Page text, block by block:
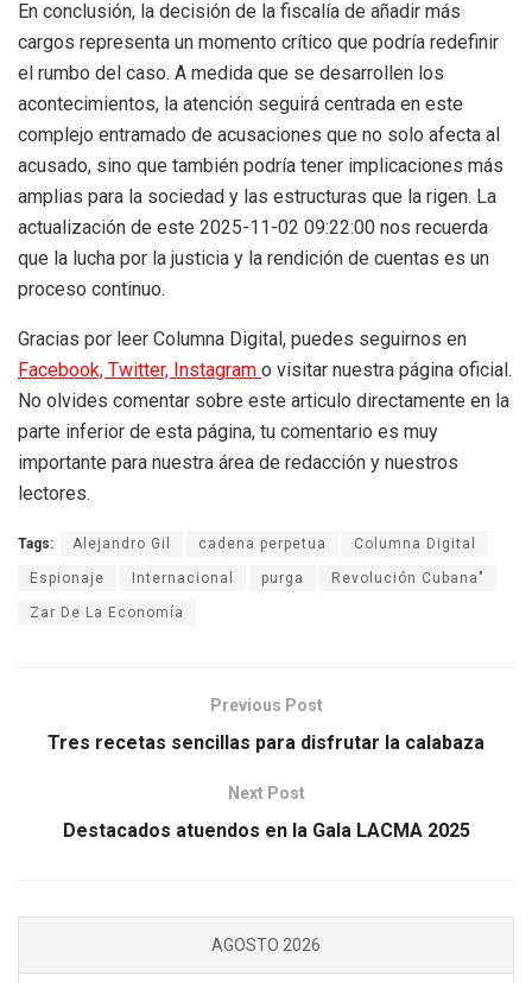
En conclusión, la decisión de la fiscalía de añadir más
cargos representa un momento crítico que podría redefinir
el rumbo del caso. A medida que se desarrollen los
acontecimientos, la atención seguirá centrada en este
complejo entramado de acusaciones que no solo afecta al
acusado, sino que también podría tener implicaciones más
amplias para la sociedad y las estructuras que la rigen. La
actualización de este 2025-11-02 09:22:00 nos recuerda
que la lucha por la justicia y la rendición de cuentas es un
proceso continuo.
Gracias por leer Columna Digital, puedes seguirnos en
Facebook, Twitter, Instagram o visitar nuestra página oficial.
No olvides comentar sobre este articulo directamente en la
parte inferior de esta página, tu comentario es muy
importante para nuestra área de redacción y nuestros
lectores.
Tags: Alejandro Gil cadena perpetua Columna Digital
Espionaje Internacional purga Revolución Cubana"
Zar De La Economía
Previous Post
Tres recetas sencillas para disfrutar la calabaza
Next Post
Destacados atuendos en la Gala LACMA 2025
AGOSTO 2026